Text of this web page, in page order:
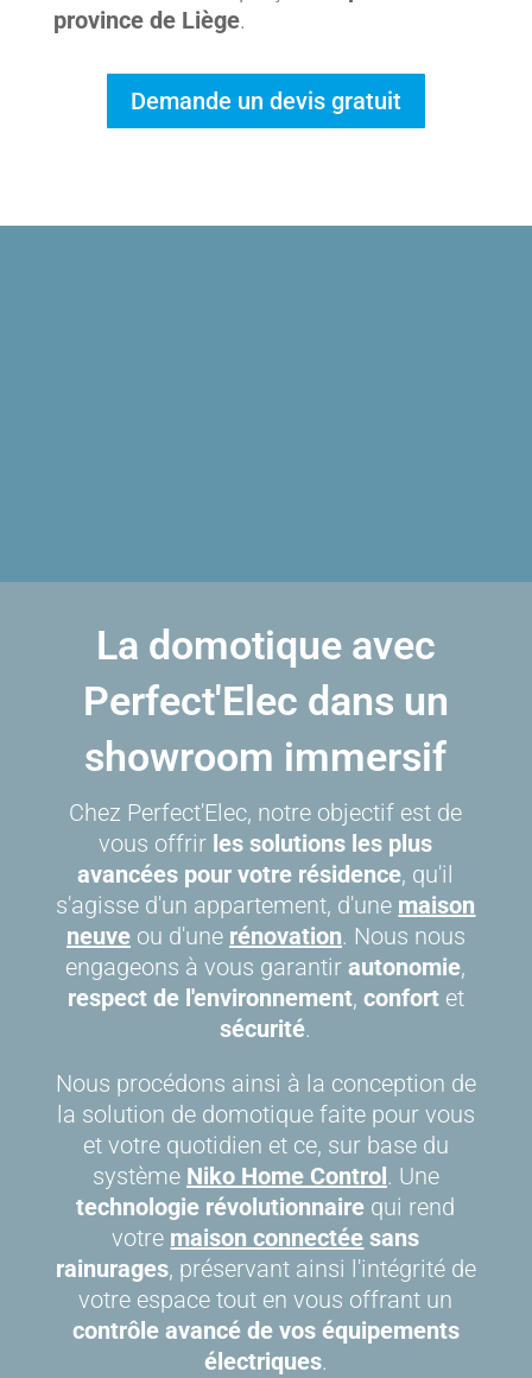
province de Liège.
Demande un devis gratuit
La domotique avec
Perfect'Elec dans un
showroom immersif
Chez Perfect'Elec, notre objectif est de
vous offrir les solutions les plus
avancées pour votre résidence, qu'il
s'agisse d'un appartement, d'une maison
neuveou d'une rénovation. Nous nous
engageons à vous garantirautonomie,
respect de l'environnement, confortet
sécurité.
Nous procédons ainsi à la conception de
la solution de domotique faite pour vous
et votre quotidien et ce, sur base du
système Niko Home Control. Une
technologie révolutionnaire qui rend
votre maison connectée sans
rainurages, préservant ainsi l'intégrité de
votre espace tout en vous offrant un
contrôle avancé de vos équipements
électriques.